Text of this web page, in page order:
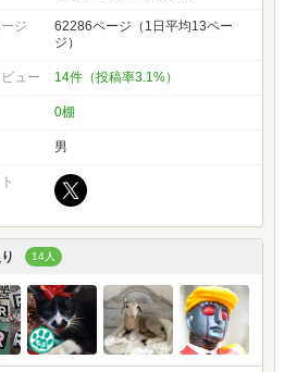
ジ
62286ページ（1日平均13ペー
ジ）
ュー 14件（投稿率3.1%）
0棚
男
14人